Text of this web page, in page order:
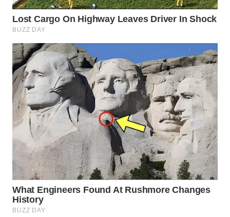
CIREBON
WN
INDRAMAYU
WN
KUNINGAN
WN
MAJALENGKA
WN
SUBANG
SUKABUMI